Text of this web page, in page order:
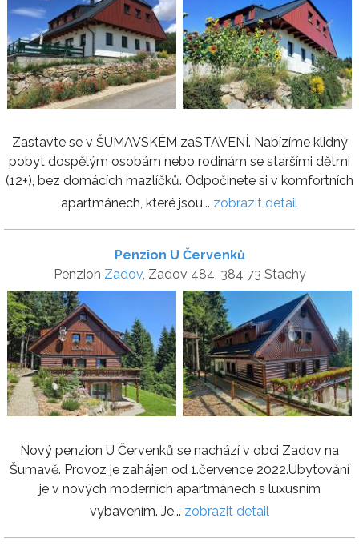
Zastavte se v ŠUMAVSKÉM zaSTAVENÍ. Nabízíme klidný
pobyt dospělým osobám nebo rodinám se staršími dětmi
(12+), bez domácích mazlíčků. Odpočinete si v komfortních
apartmánech, které jsou... zobrazit detail
Penzion U Červenků
Penzion Zadov, Zadov 484, 384 73 Stachy
Nový penzion U Červenků se nachází v obci Zadov na
Šumavě. Provoz je zahájen od 1.července 2022.Ubytování
je v nových moderních apartmánech s luxusním
vybavením. Je... zobrazit detail